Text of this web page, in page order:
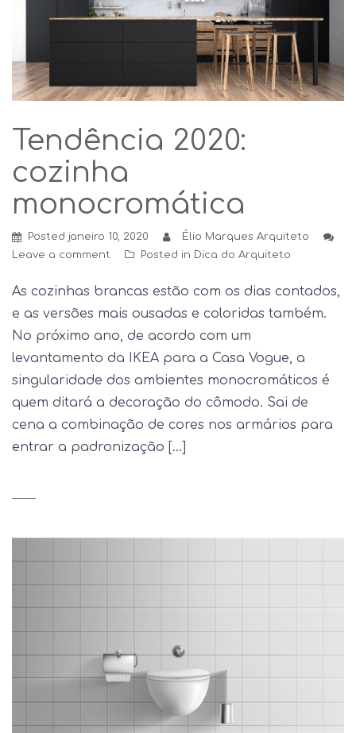
Tendência 2020:
cozinha
monocromática
Posted janeiro 10, 2020
Élio Marques Arquiteto
Leave a comment
Posted in Dica do Arquiteto
As cozinhas brancas estão com os dias contados,
e as versões mais ousadas e coloridas também.
No próximo ano, de acordo com um
levantamento da IKEA para a Casa Vogue, a
singularidade dos ambientes monocromáticos é
quem ditará a decoração do cômodo. Sai de
cena a combinação de cores nos armários para
entrar a padronização […]